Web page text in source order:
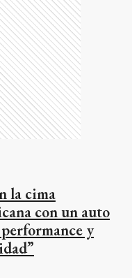
la cima
con un auto
y